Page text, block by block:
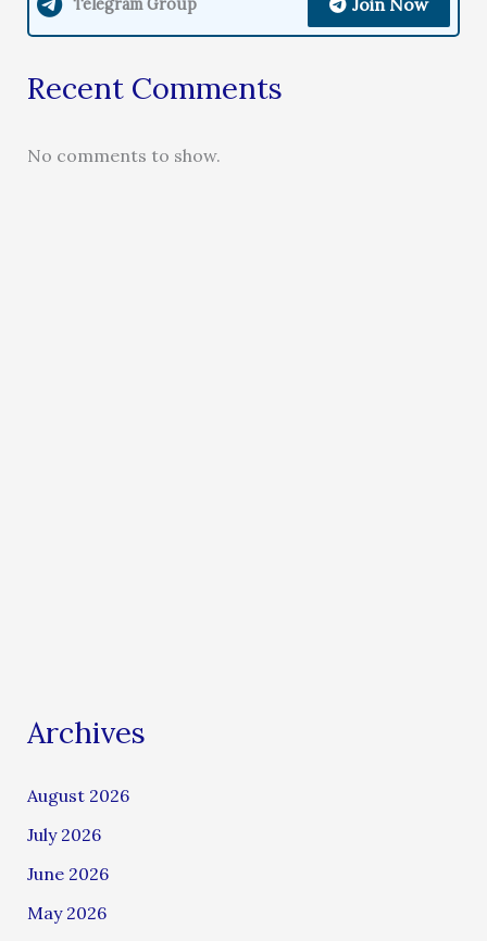
Telegram Group Join Now
Recent Comments
No comments to show.
Archives
August 2026
July 2026
June 2026
May 2026